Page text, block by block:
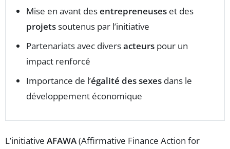
Mise en avant desentrepreneuses et des
projetssoutenus par l’initiative
Partenariats avec diversacteurs pour un
impact renforcé
Importance de l’égalité des sexes dans le
développement économique
L’initiative AFAWA(Affirmative Finance Action for